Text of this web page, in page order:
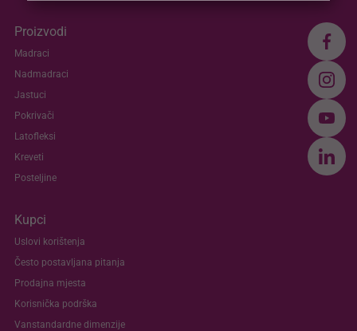
Proizvodi
Madraci
Nadmadraci
Jastuci
Pokrivači
Latofleksi
Kreveti
Posteljine
Kupci
Uslovi korištenja
Često postavljana pitanja
Prodajna mjesta
Korisnička podrška
Vanstandardne dimenzije